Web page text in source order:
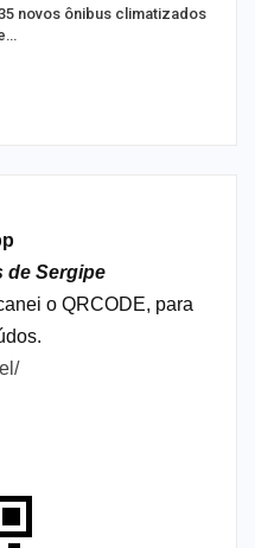
novos ônibus climatizados
de Sergipe
o QRCODE, para